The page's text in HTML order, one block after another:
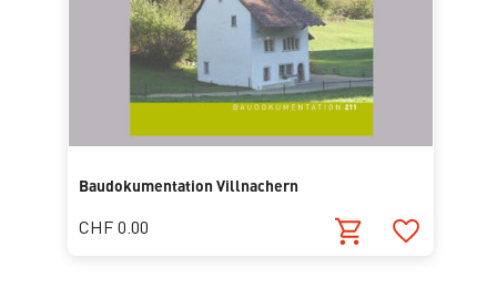
Baudokumentation Villnachern
CHF 0.00